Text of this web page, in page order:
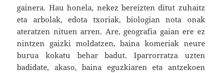
gainera. Hau honela, nekez bereizten ditut zuhaitz
eta arbolak, edota txoriak, biologian nota onak
ateratzen nituen arren. Are, geografia gaian ere ez
nintzen gaizki moldatzen, baina komeriak neure
burua kokatu behar badut. Iparrorratza uzten
badidate, akaso, baina eguzkiaren eta antzekoen